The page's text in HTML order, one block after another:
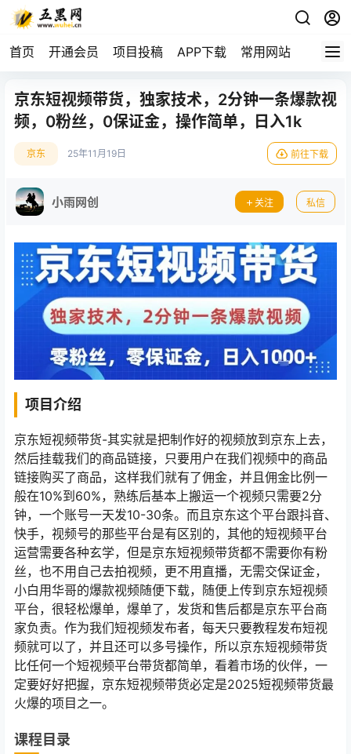
首页 开通会员 项目投稿 APP下载 常用网站
京东短视频带货，独家技术，2分钟一条爆款视
频，0粉丝，0保证金，操作简单，日入1k
京东 25年11月19日 前往下载
小雨网创 关注 私信
项目介绍
京东短视频带货-其实就是把制作好的视频放到京东上去，
然后挂载我们的商品链接，只要用户在我们视频中的商品
链接购买了商品，这样我们就有了佣金，并且佣金比例一
般在10%到60%，熟练后基本上搬运一个视频只需要2分
钟，一个账号一天发10-30条。而且京东这个平台跟抖音、
快手，视频号的那些平台是有区别的，其他的短视频平台
运营需要各种玄学，但是京东短视频带货都不需要你有粉
丝，也不用自己去拍视频，更不用直播，无需交保证金，
小白用华哥的爆款视频随便下载，随便上传到京东短视频
平台，很轻松爆单，爆单了，发货和售后都是京东平台商
家负责。作为我们短视频发布者，每天只要教程发布短视
频就可以了，并且还可以多号操作，所以京东短视频带货
比任何一个短视频平台带货都简单，看着市场的伙伴，一
定要好好把握，京东短视频带货必定是2025短视频带货最
火爆的项目之一。
课程目录